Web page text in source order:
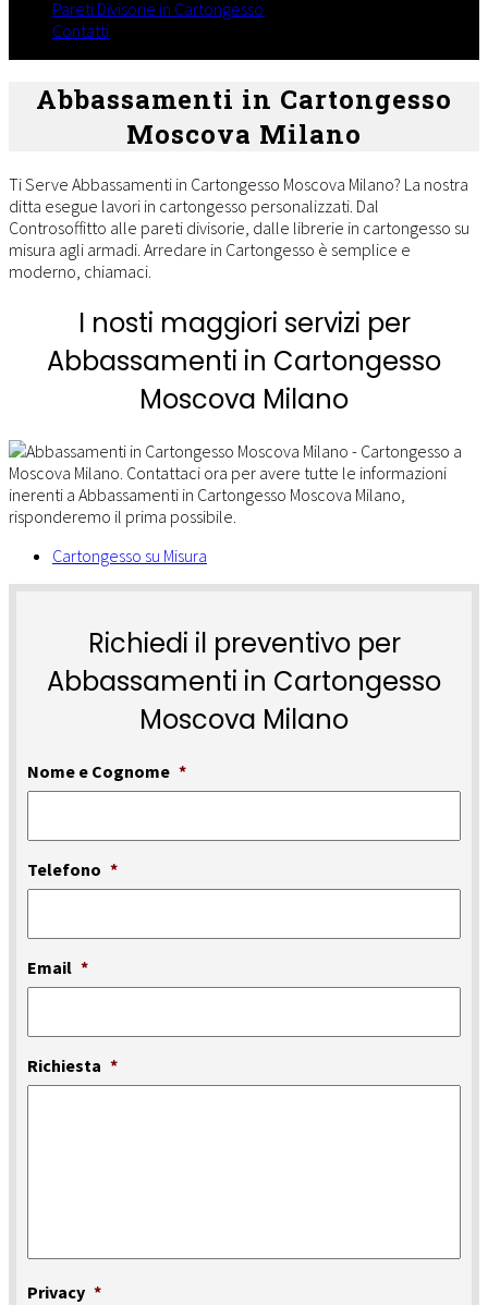
librerie
misura
Arredare
in
Cartongesso
è
semplice
Pareti Divisorie in Cartongesso
Contatti
Abbassamenti in Cartongesso
Moscova Milano
Ti Serve Abbassamenti in Cartongesso Moscova Milano? La nostra
ditta esegue lavori in cartongesso personalizzati. Dal
Controsoffitto alle pareti divisorie, dalle librerie in cartongesso su
misura agli armadi. Arredare in Cartongesso è semplice e
moderno, chiamaci.
I nosti maggiori servizi per
Abbassamenti in Cartongesso
Moscova Milano
Cartongesso su Misura
Richiedi il preventivo per
Abbassamenti in Cartongesso
Moscova Milano
Nome e Cognome *
Telefono *
Email *
Richiesta *
Privacy *